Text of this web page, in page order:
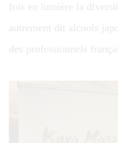
fois en lumière la
autrement dit alcools
des professionnels